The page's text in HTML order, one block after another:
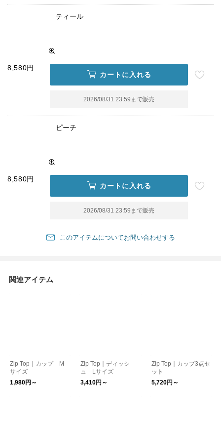
ティール
8,580円
カートに入れる
2026/08/31 23:59 まで販売
ピーチ
8,580円
カートに入れる
2026/08/31 23:59 まで販売
このアイテムについてお問い合わせする
関連アイテム
Zip Top｜カップ M
サイズ
1,980円～
Zip Top｜ディッシ
ュ Lサイズ
3,410円～
Zip Top｜カップ3点セ
ット
5,720円～